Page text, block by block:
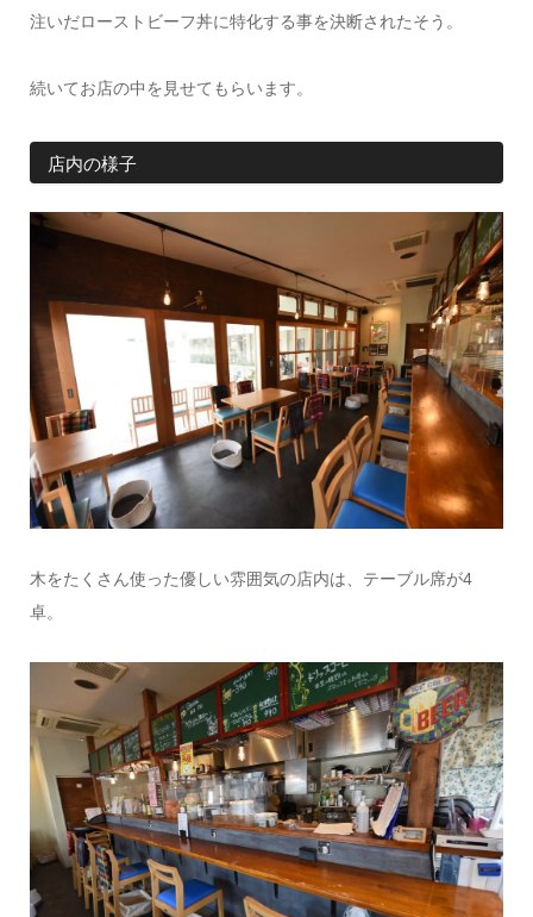
注いだローストビーフ丼に特化する事を決断されたそう。
続いてお店の中を見せてもらいます。
店内の様子
木をたくさん使った優しい雰囲気の店内は、テーブル席が4
卓。